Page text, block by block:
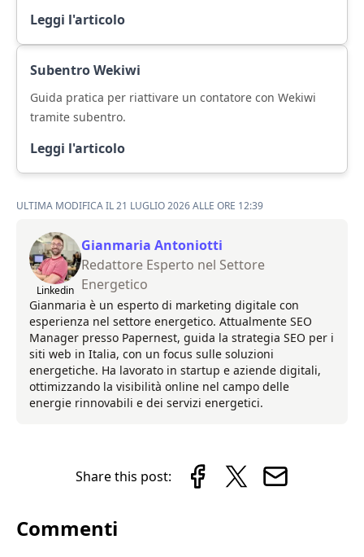
Leggi l'articolo
Subentro Wekiwi
Guida pratica per riattivare un contatore con Wekiwi
tramite subentro.
Leggi l'articolo
ULTIMA MODIFICA IL 21 LUGLIO 2026 ALLE ORE 12:39
Linkedin
Gianmaria Antoniotti
Redattore Esperto nel Settore
Energetico
Gianmaria è un esperto di marketing digitale con
esperienza nel settore energetico. Attualmente SEO
Manager presso Papernest, guida la strategia SEO per i
siti web in Italia, con un focus sulle soluzioni
energetiche. Ha lavorato in startup e aziende digitali,
ottimizzando la visibilità online nel campo delle
energie rinnovabili e dei servizi energetici.
Share this post:
Commenti